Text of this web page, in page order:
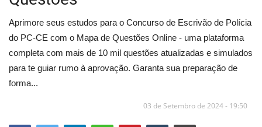
Apostila Impressa
Cursos Online
Combo Apostilas
Aprimore seus estudos para o Concurso de Escrivão de Polícia
do PC-CE com o Mapa de Questões Online - uma plataforma
completa com mais de 10 mil questões atualizadas e simulados
para te guiar rumo à aprovação. Garanta sua preparação de
forma...
03 de Setembro de 2024 - 19:50